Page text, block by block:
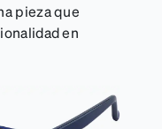
pieza que
en